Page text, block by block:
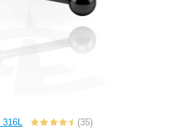
(35)